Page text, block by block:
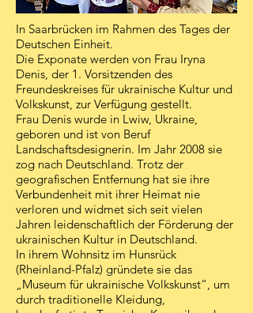
In Saarbrücken im Rahmen des Tages der
Deutschen Einheit.
Die Exponate werden von Frau Iryna
Denis, der 1. Vorsitzenden des
Freundeskreises für ukrainische Kultur und
Volkskunst, zur Verfügung gestellt.
Frau Denis wurde in Lwiw, Ukraine,
geboren und ist von Beruf
Landschaftsdesignerin. Im Jahr 2008 sie
zog nach Deutschland. Trotz der
geografischen Entfernung hat sie ihre
Verbundenheit mit ihrer Heimat nie
verloren und widmet sich seit vielen
Jahren leidenschaftlich der Förderung der
ukrainischen Kultur in Deutschland.
In ihrem Wohnsitz im Hunsrück
(Rheinland-Pfalz) gründete sie das
„Museum für ukrainische Volkskunst“, um
durch traditionelle Kleidung,